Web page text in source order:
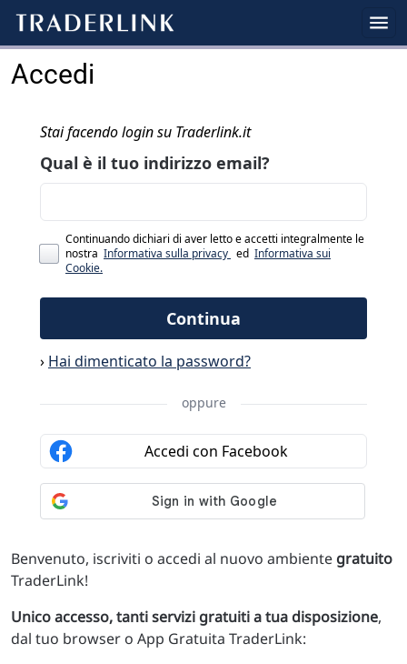
Accedi
Benvenuto, iscriviti o accedi al nuovo ambiente gratuito
TraderLink!
Unico accesso, tanti servizi gratuiti a tua disposizione,
dal tuo browser o App Gratuita TraderLink: